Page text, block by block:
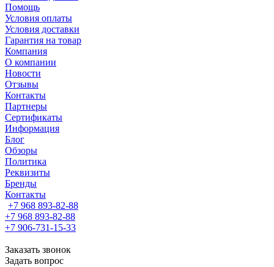
Помощь
Условия оплаты
Условия доставки
Гарантия на товар
Компания
О компании
Новости
Отзывы
Контакты
Партнеры
Сертификаты
Информация
Блог
Обзоры
Политика
Реквизиты
Бренды
Контакты
+7 968 893-82-88
+7 968 893-82-88
+7 906-731-15-33
Заказать звонок
Задать вопрос